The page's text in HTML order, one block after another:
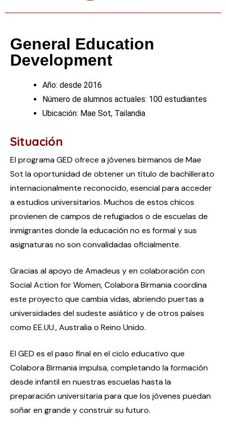
General Education
Development
Año: desde 2016
Número de alumnos actuales: 100 estudiantes
Ubicación: Mae Sot, Tailandia
Situación
El programa GED ofrece a jóvenes birmanos de Mae
Sot la oportunidad de obtener un título de bachillerato
internacionalmente reconocido, esencial para acceder
a estudios universitarios. Muchos de estos chicos
provienen de campos de refugiados o de escuelas de
inmigrantes donde la educación no es formal y sus
asignaturas no son convalidadas oficialmente.
Gracias al apoyo de Amadeus y en colaboración con
Social Action for Women, Colabora Birmania coordina
este proyecto que cambia vidas, abriendo puertas a
universidades del sudeste asiático y de otros países
como EE.UU., Australia o Reino Unido.
El GED es el paso final en el ciclo educativo que
Colabora Birmania impulsa, completando la formación
desde infantil en nuestras escuelas hasta la
preparación universitaria para que los jóvenes puedan
soñar en grande y construir su futuro.